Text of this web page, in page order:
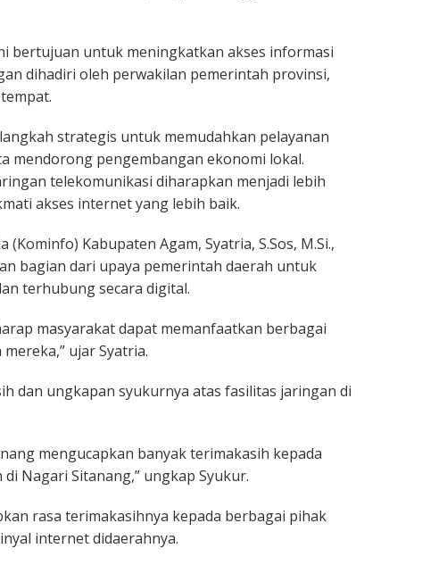
bertujuan untuk meningkatkan akses informasi
dihadiri oleh perwakilan pemerintah provinsi,
strategis untuk memudahkan pelayanan
mendorong pengembangan ekonomi lokal.
telekomunikasi diharapkan menjadi lebih
akses internet yang lebih baik.
Kabupaten Agam, Syatria, S.Sos, M.Si.,
bagian dari upaya pemerintah daerah untuk
terhubung secara digital.
masyarakat dapat memanfaatkan berbagai
ujar Syatria.
dan ungkapan syukurnya atas fasilitas jaringan di
mengucapkan banyak terimakasih kepada
Nagari Sitanang,” ungkap Syukur.
rasa terimakasihnya kepada berbagai pihak
internet didaerahnya.